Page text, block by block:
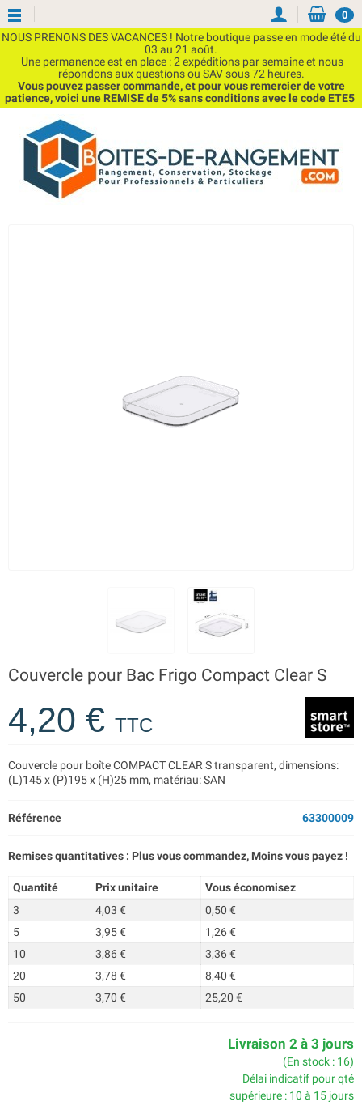
NOUS PRENONS DES VACANCES ! Notre boutique passe en mode été du
03 au 21 août.
Une permanence est en place : 2 expéditions par semaine et nous
répondons aux questions ou SAV sous 72 heures.
Vous pouvez passer commande, et pour vous remercier de votre
patience, voici une REMISE de 5% sans conditions avec le code ETE5
0
Couvercle pour Bac Frigo Compact Clear S
4,20 € TTC
Couvercle pour boîte COMPACT CLEAR S transparent, dimensions:
(L)145 x (P)195 x (H)25 mm, matériau: SAN
Référence 63300009
Remises quantitatives : Plus vous commandez, Moins vous payez !
Quantité Prix unitaire
Vous économisez
3
4,03 €
0,50 €
5
3,95 €
1,26 €
10
3,86 €
3,36 €
20
3,78 €
8,40 €
50
3,70 € 25,20 €
Livraison 2 à 3 jours
(En stock : 16)
Délai indicatif pour qté
supérieure : 10 à 15 jours